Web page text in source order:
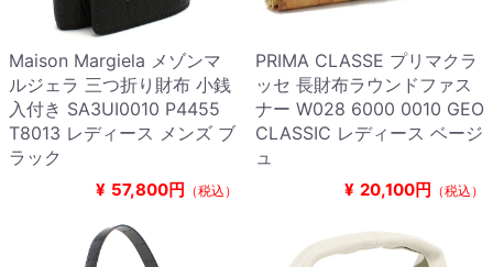
Maison Margiela メゾンマ
ルジェラ 三つ折り財布 小銭
入付き SA3UI0010 P4455
T8013 レディース メンズ ブ
ラック
¥ 57,800円 （税込）
PRIMA CLASSE プリマクラ
ッセ 長財布ラウンドファス
ナー W028 6000 0010 GEO
CLASSIC レディース ベージ
ュ
¥ 20,100円 （税込）